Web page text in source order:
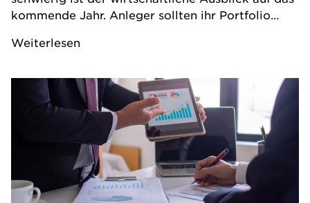
kommende Jahr. Anleger sollten ihr Portfolio
Weiterlesen